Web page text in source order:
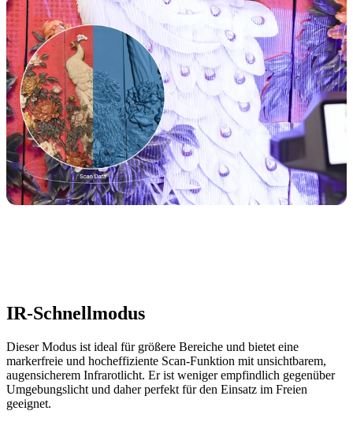
IR-Schnellmodus
Dieser Modus ist ideal für größere Bereiche und bietet eine
markerfreie und hocheffiziente Scan-Funktion mit unsichtbarem,
augensicherem Infrarotlicht. Er ist weniger empfindlich gegenüber
Umgebungslicht und daher perfekt für den Einsatz im Freien
geeignet.